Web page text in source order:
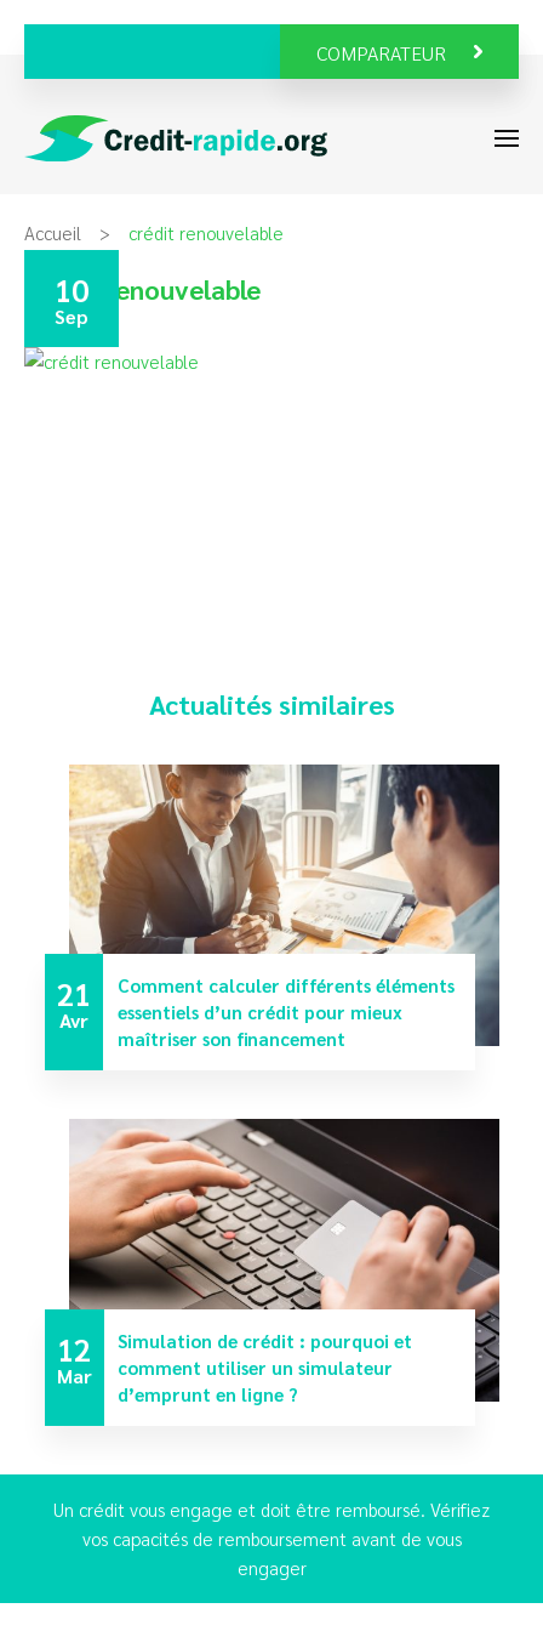
COMPARATEUR
Accueil crédit renouvelable
crédit renouvelable
10
Sep
Actualités similaires
21
Avr
Comment calculer différents éléments
essentiels d’un crédit pour mieux
maîtriser son financement
12
Mar
Simulation de crédit : pourquoi et
comment utiliser un simulateur
d’emprunt en ligne ?
Un crédit vous engage et doit être remboursé. Vérifiez
vos capacités de remboursement avant de vous
engager